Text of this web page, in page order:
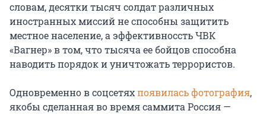
словам, десятки тысяч солдат различных
иностранных миссий не способны защитить
местное население, а эффективноссть ЧВК
«Вагнер» в том, что тысяча ее бойцов способна
наводить порядок и уничтожать террористов.
Одновременно в соцсетяхпоявилась фотография,
якобы сделанная во время саммита Россия —